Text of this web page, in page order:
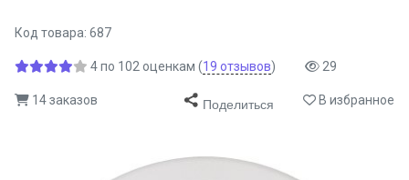
Код товара: 687
4по 102 оценкам (19 отзывов) 29
14 заказов Поделиться В избранное